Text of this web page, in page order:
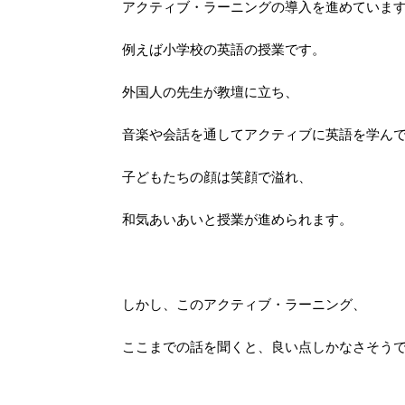
アクティブ・ラーニングの導入を進めています
例えば小学校の英語の授業です。
外国人の先生が教壇に立ち、
音楽や会話を通してアクティブに英語を学んで
子どもたちの顔は笑顔で溢れ、
和気あいあいと授業が進められます。
しかし、このアクティブ・ラーニング、
ここまでの話を聞くと、良い点しかなさそうで